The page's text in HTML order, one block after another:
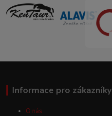
Informace pro zákazníky
O nás